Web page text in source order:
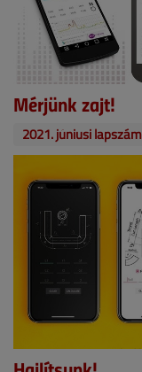
Mérjünk zajt!
2021. júniusi lapszám